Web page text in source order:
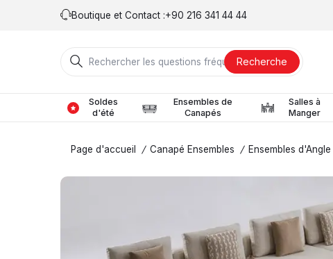
Boutique et Contact :+90 216 341 44 44
Recherche
Soldes
d'été
Ensembles de
Canapés
Salles à
Manger
Page d'accueil / Canapé Ensembles / Ensembles d'Angle